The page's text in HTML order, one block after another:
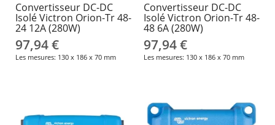
Convertisseur DC-DC
Isolé Victron Orion-Tr 48-
24 12A (280W)
97,94 €
Les mesures: 130 x 186 x 70 mm
Convertisseur DC-DC
Isolé Victron Orion-Tr 48-
48 6A (280W)
97,94 €
Les mesures: 130 x 186 x 70 mm